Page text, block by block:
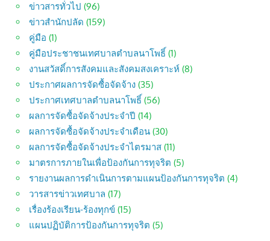
ข่าวสารทั่วไป (96)
ข่าวสำนักปลัด (159)
คู่มือ (1)
คู่มือประชาชนเทศบาลตำบลนาโพธิ์ (1)
งานสวัสดิ์การสังคมและสังคมสงเคราะห์ (8)
ประกาศผลการจัดซื้อจัดจ้าง (35)
ประกาศเทศบาลตำบลนาโพธิ์ (56)
ผลการจัดซื้อจัดจ้างประจำปี (14)
ผลการจัดซื้อจัดจ้างประจำเดือน (30)
ผลการจัดซื้อจัดจ้างประจำไตรมาส (11)
มาตรการภายในเพื่อป้องกันการทุจริต (5)
รายงานผลการดำเนินการตามแผนป้องกันการทุจริต (4)
วารสารข่าวเทศบาล (17)
เรื่องร้องเรียน-ร้องทุกข์ (15)
แผนปฏิบัติการป้องกันการทุจริต (5)